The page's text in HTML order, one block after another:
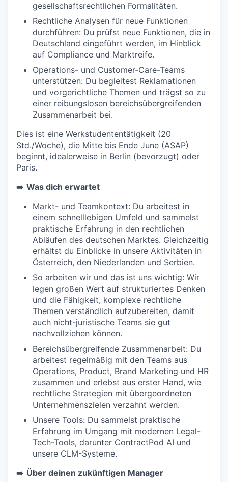
WHY INSIGHT?
gesellschaftsrechtlichen Formalitäten.
Rechtliche Analysen für neue Funktionen
durchführen: Du prüfst neue Funktionen, die in
Deutschland eingeführt werden, im Hinblick
auf Compliance und Marktreife.
Operations- und Customer-Care-Teams
unterstützen: Du begleitest Reklamationen
und vorgerichtliche Themen und trägst so zu
einer reibungslosen bereichsübergreifenden
Zusammenarbeit bei.
Dies ist eine Werkstudententätigkeit (20
Std./Woche), die Mitte bis Ende June (ASAP)
beginnt, idealerweise in Berlin (bevorzugt) oder
Paris.
➡️ Was dich erwartet
Markt- und Teamkontext: Du arbeitest in
einem schnelllebigen Umfeld und sammelst
praktische Erfahrung in den rechtlichen
Abläufen des deutschen Marktes. Gleichzeitig
erhältst du Einblicke in unsere Aktivitäten in
Österreich, den Niederlanden und Serbien.
So arbeiten wir und das ist uns wichtig: Wir
legen großen Wert auf strukturiertes Denken
und die Fähigkeit, komplexe rechtliche
Themen verständlich aufzubereiten, damit
auch nicht-juristische Teams sie gut
nachvollziehen können.
Bereichsübergreifende Zusammenarbeit: Du
arbeitest regelmäßig mit den Teams aus
Operations, Product, Brand Marketing und HR
zusammen und erlebst aus erster Hand, wie
rechtliche Strategien mit übergeordneten
Unternehmenszielen verzahnt werden.
Unsere Tools: Du sammelst praktische
Erfahrung im Umgang mit modernen Legal-
Tech-Tools, darunter ContractPod AI und
unsere CLM-Systeme.
➡️ Über deinen zukünftigen Manager